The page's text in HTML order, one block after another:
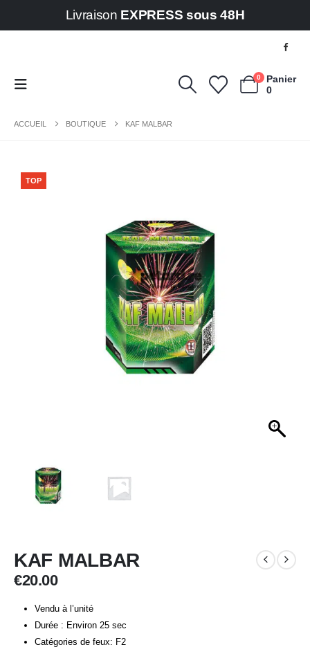
Livraison EXPRESS sous 48H
0
Panier
0
ACCUEIL BOUTIQUE KAF MALBAR
TOP
KAF MALBAR
€20.00
Vendu à l’unité
Durée : Environ 25 sec
Catégories de feux: F2